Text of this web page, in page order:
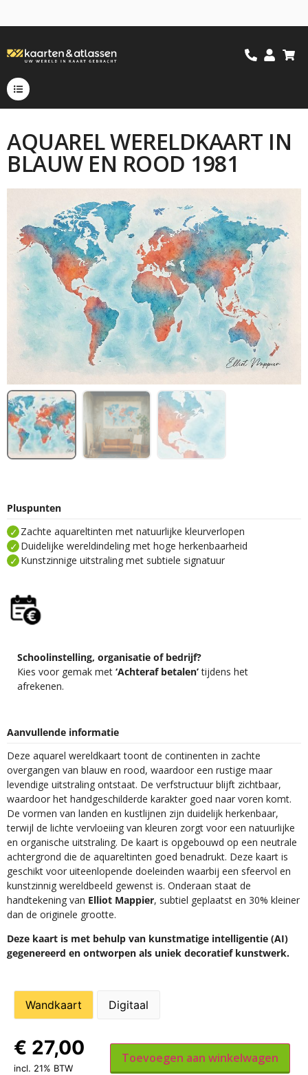
AQUAREL WERELDKAART IN
BLAUW EN ROOD 1981
Pluspunten
Zachte aquareltinten met natuurlijke kleurverlopen
Duidelijke wereldindeling met hoge herkenbaarheid
Kunstzinnige uitstraling met subtiele signatuur
Schoolinstelling, organisatie of bedrijf?
Kies voor gemak met ‘Achteraf betalen’tijdens het
afrekenen.
Aanvullende informatie
Deze aquarel wereldkaart toont de continenten in zachte
overgangen van blauw en rood, waardoor een rustige maar
levendige uitstraling ontstaat. De verfstructuur blijft zichtbaar,
waardoor het handgeschilderde karakter goed naar voren komt.
De vormen van landen en kustlijnen zijn duidelijk herkenbaar,
terwijl de lichte vervloeiing van kleuren zorgt voor een natuurlijke
en organische uitstraling. De kaart is opgebouwd op een neutrale
achtergrond die de aquareltinten goed benadrukt. Deze kaart is
geschikt voor uiteenlopende doeleinden waarbij een sfeervol en
kunstzinnig wereldbeeld gewenst is. Onderaan staat de
handtekening van Elliot Mappier, subtiel geplaatst en 30% kleiner
dan de originele grootte.
Deze kaart is met behulp van kunstmatige intelligentie (AI)
gegenereerd en ontworpen als uniek decoratief kunstwerk.
Wandkaart Digitaal
€ 27,00
incl. 21% BTW
Toevoegen aan winkelwagen